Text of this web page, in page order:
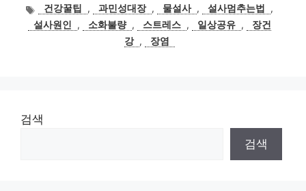
태
그
건강꿀팁 , 과민성대장 , 물설사 , 설사멈추는법
,
설사원인
, 소화불량 , 스트레스 , 일상공유 ,
장건
강 , 장염
검색
검색